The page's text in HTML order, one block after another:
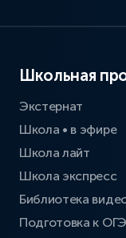
Школьная
Экстернат
Школа • в эфире
Школа лайт
Школа экспресс
Библиотека
Подготовка к